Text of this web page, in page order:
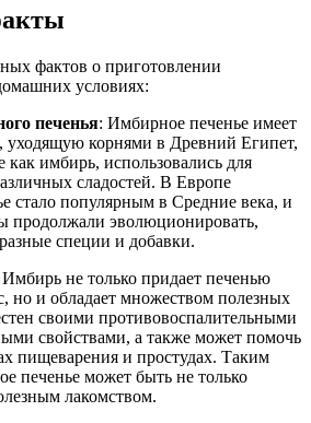
фактов о приготовлении
условиях:
печенья: Имбирное печенье имеет
уходящую корнями в Древний Египет,
как имбирь, использовались для
сладостей. В Европе
стало популярным в Средние века, и
продолжали эволюционировать,
специи и добавки.
Имбирь не только придает печенью
но и обладает множеством полезных
своими противовоспалительными
свойствами, а также может помочь
пищеварения и простудах. Таким
печенье может быть не только
лакомством.